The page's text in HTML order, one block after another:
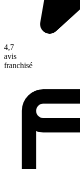
4,7
avis
franchisé